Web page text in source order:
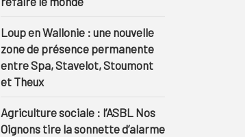
Loup en Wallonie : une nouvelle
zone de présence permanente
entre Spa, Stavelot, Stoumont
et Theux
Agriculture sociale : l’ASBL Nos
Oignons tire la sonnette d’alarme